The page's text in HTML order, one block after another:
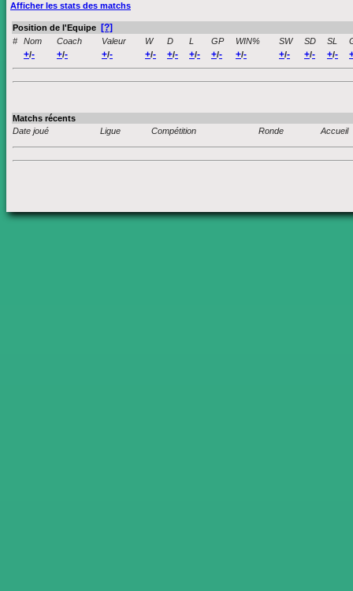
Afficher les stats des matchs
Position de l'Equipe [?]
# Nom Coach Valeur W D L GP WIN% SW SD SL
+/- +/- +/- +/- +/- +/- +/- +/- +/- +/- +/-
Matchs récents
Date joué
Ligue Compétition Ronde Accueil